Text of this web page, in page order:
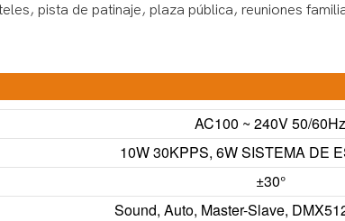
pista de patinaje, plaza pública, reuniones
AC100 ~ 240V 50/60Hz
10W 30KPPS, 6W SISTEMA DE
±30°
Sound, Auto, Master-Slave,